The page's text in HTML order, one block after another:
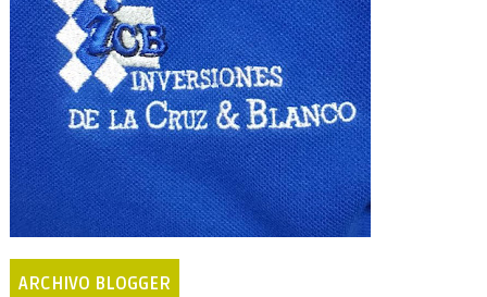
ARCHIVO BLOGGER